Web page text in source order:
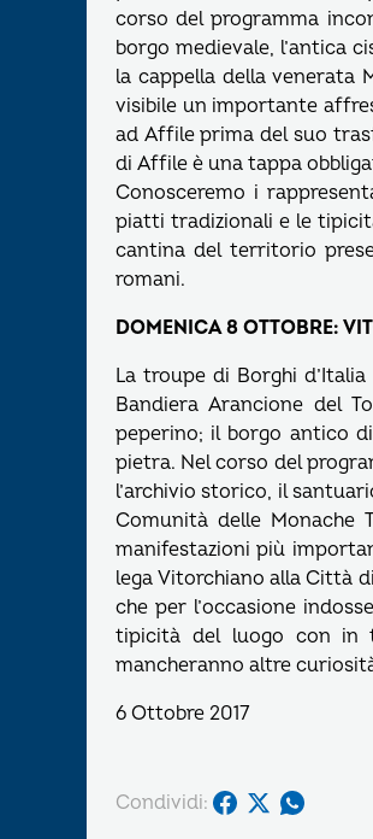
corso del programma
borgo medievale, l’antica
la cappella della venerata
visibile un importante
ad Affile prima del suo
di Affile è una tappa
Conosceremo i
piatti tradizionali e le
cantina del territorio
romani.
DOMENICA 8 OTTOBRE:
La troupe di Borghi
Bandiera Arancione del
peperino; il borgo antico
pietra. Nel corso del
l’archivio storico, il
Comunità delle Monache
manifestazioni più
lega Vitorchiano alla Città
che per l’occasione
tipicità del luogo con in
mancheranno altre
6 Ottobre 2017
Condividi: